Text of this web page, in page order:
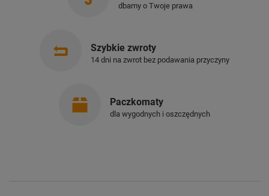
dbamy o Twoje prawa
Szybkie zwroty
14 dni na zwrot bez podawania przyczyny
Paczkomaty
dla wygodnych i oszczędnych